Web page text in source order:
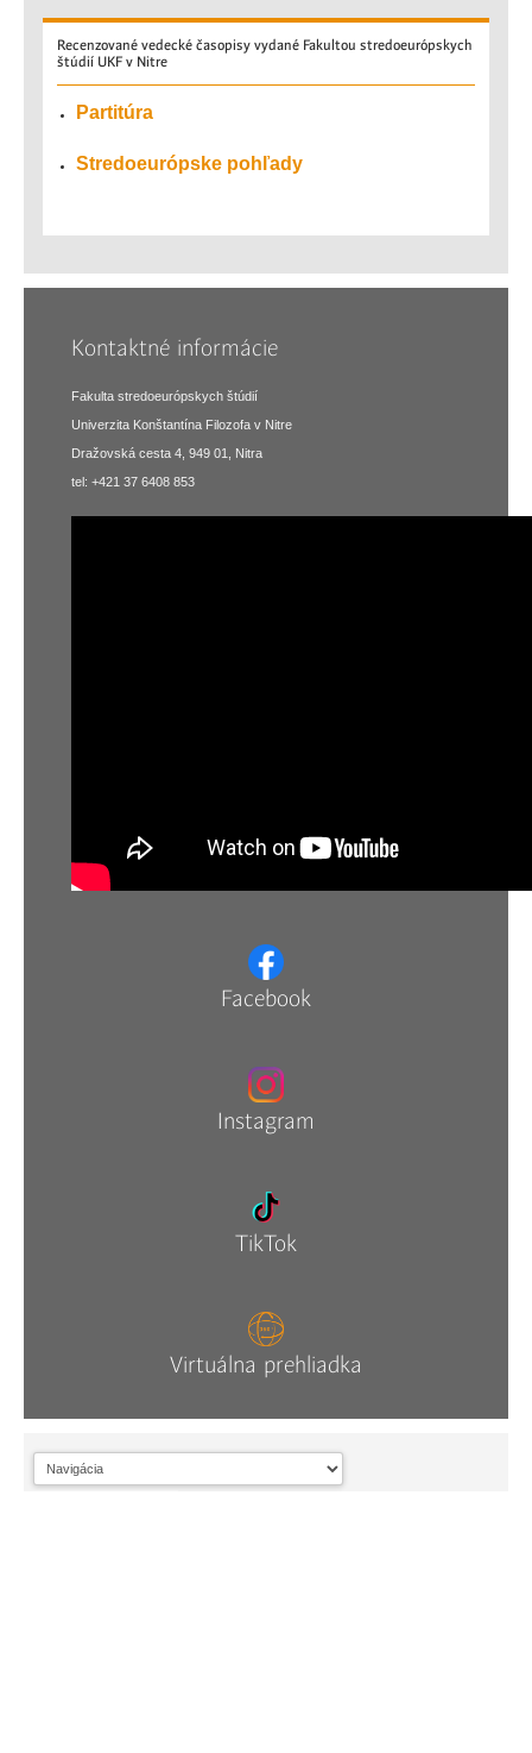
Recenzované vedecké časopisy vydané Fakultou stredoeurópskych
štúdií UKF v Nitre
Partitúra
Stredoeurópske pohľady
Kontaktné informácie
Fakulta stredoeurópskych štúdií
Univerzita Konštantína Filozofa v Nitre
Dražovská cesta 4, 949 01, Nitra
tel: +421 37 6408 853
Facebook
Instagram
TikTok
Virtuálna prehliadka